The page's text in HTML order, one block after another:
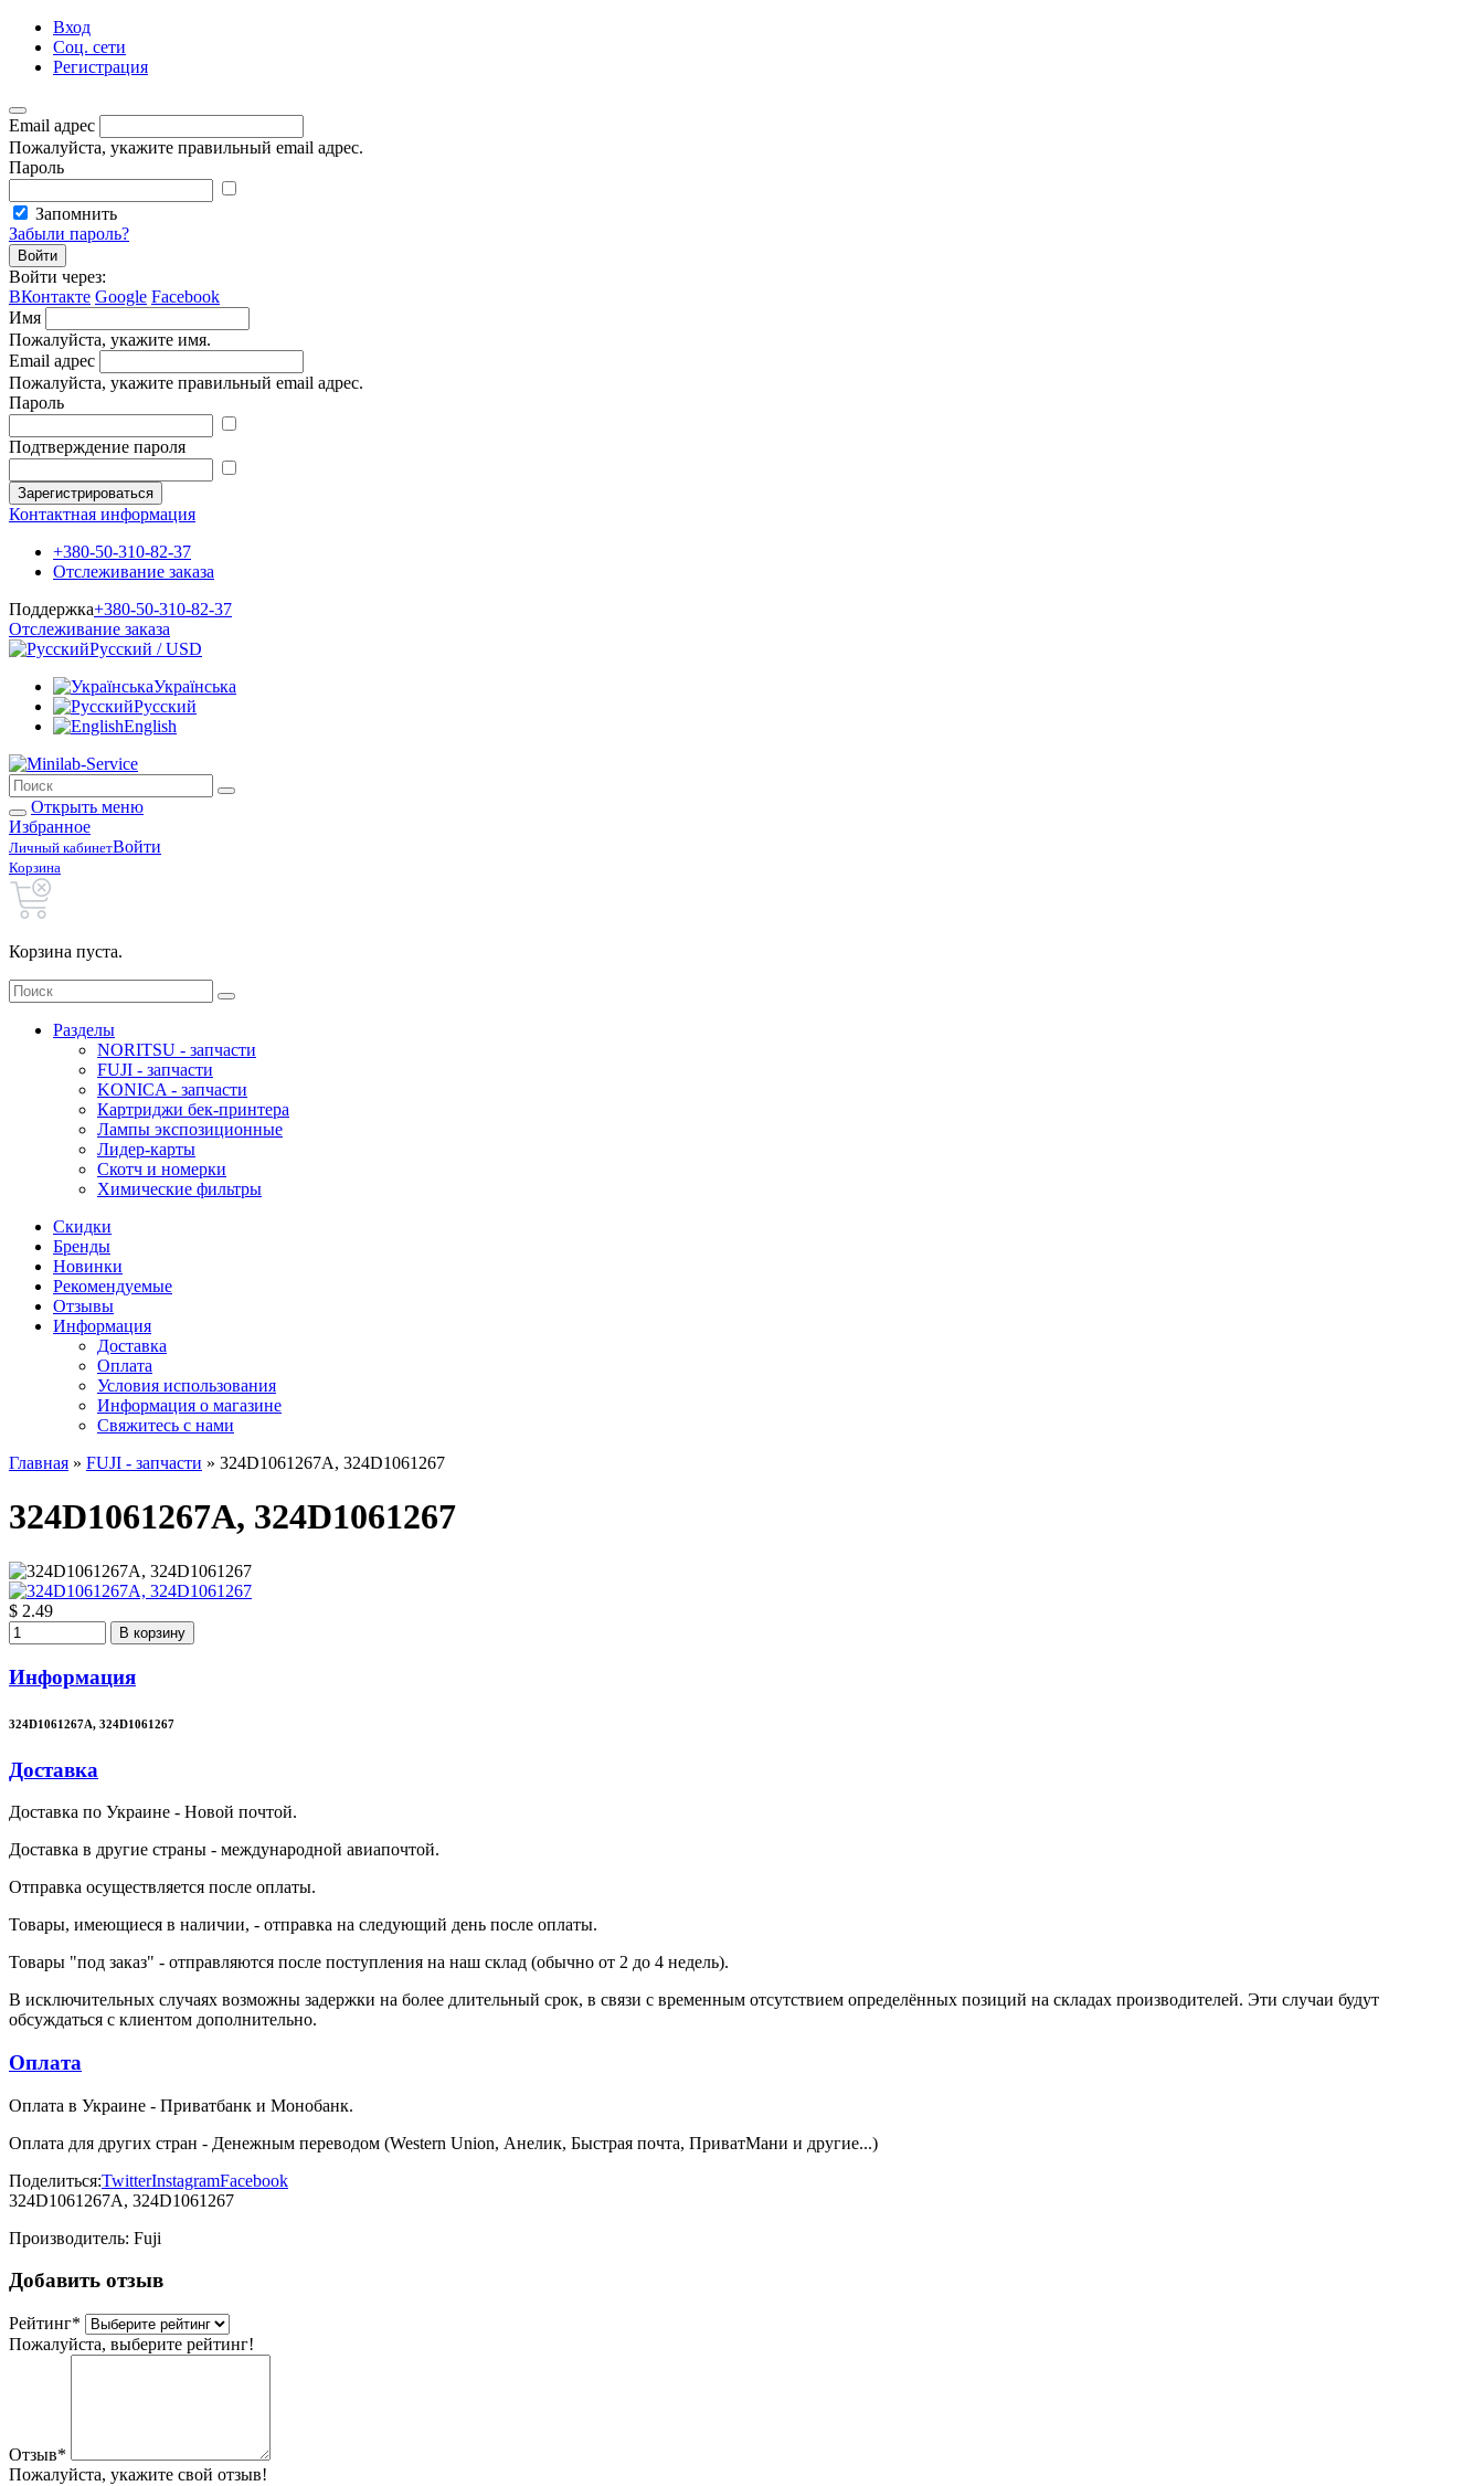
Вход
Соц. сети
Регистрация
Email адрес
Пожалуйста, укажите правильный email адрес.
Пароль
Запомнить
Забыли пароль?
Войти
Войти через:
ВКонтакте Google Facebook
Имя
Пожалуйста, укажите имя.
Email адрес
Пожалуйста, укажите правильный email адрес.
Пароль
Подтверждение пароля
Зарегистрироваться
Контактная информация
+380-50-310-82-37
Отслеживание заказа
Поддержка+380-50-310-82-37
Отслеживание заказа
Русский / USD
Українська
Русский
English
Открыть меню
Избранное
Личный кабинетВойти
Корзина
Корзина пуста.
Разделы
NORITSU - запчасти
FUJI - запчасти
KONICA - запчасти
Картриджи бек-принтера
Лампы экспозиционные
Лидер-карты
Скотч и номерки
Химические фильтры
Скидки
Бренды
Новинки
Рекомендуемые
Отзывы
Информация
Доставка
Оплата
Условия использования
Информация о магазине
Свяжитесь с нами
Главная » FUJI - запчасти » 324D1061267A, 324D1061267
324D1061267A, 324D1061267
$ 2.49
В корзину
Информация
324D1061267A, 324D1061267
Доставка
Доставка по Украине - Новой почтой.
Доставка в другие страны - международной авиапочтой.
Отправка осуществляется после оплаты.
Товары, имеющиеся в наличии, - отправка на следующий день после оплаты.
Товары "под заказ" - отправляются после поступления на наш склад (обычно от 2 до 4 недель).
В исключительных случаях возможны задержки на более длительный срок, в связи с временным отсутствием определённых позиций на складах производителей. Эти случаи будут
обсуждаться с клиентом дополнительно.
Оплата
Оплата в Украине - Приватбанк и Монобанк.
Оплата для других стран - Денежным переводом (Western Union, Анелик, Быстрая почта, ПриватМани и другие...)
Поделиться:TwitterInstagramFacebook
324D1061267A, 324D1061267
Производитель: Fuji
Добавить отзыв
Рейтинг*
Пожалуйста, выберите рейтинг!
Отзыв*
Пожалуйста, укажите свой отзыв!